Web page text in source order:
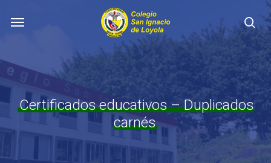
Menu
Certificados educativos – Duplicados
carnés